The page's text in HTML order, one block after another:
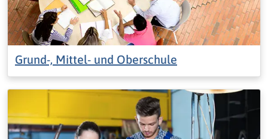
Grund-, Mittel- und Oberschule